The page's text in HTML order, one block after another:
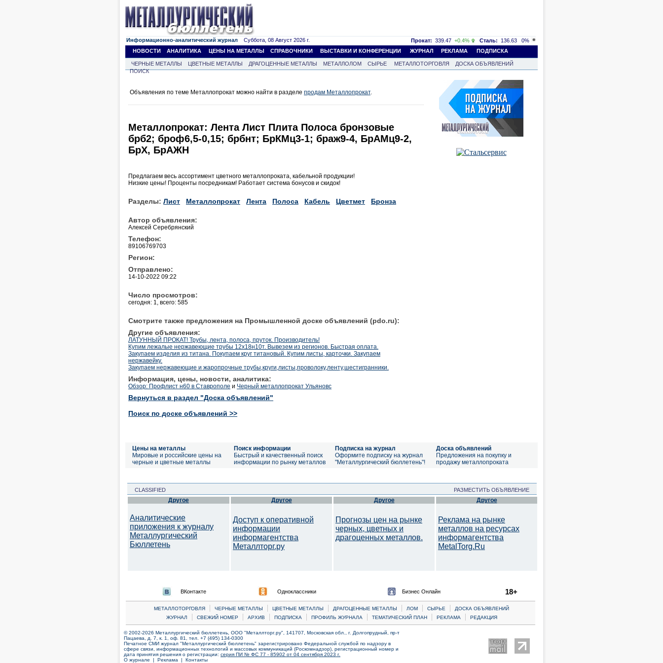
Информационно-аналитический журнал Суббота, 08 Август 2026 г. Прокат: 339.47 +0.4% Сталь: 136.63
0%
НОВОСТИ
АНАЛИТИКА ЦЕНЫ НА МЕТАЛЛЫ СПРАВОЧНИКИ ВЫСТАВКИ И КОНФЕРЕНЦИИ ЖУРНАЛ РЕКЛАМА ПОДПИСКА
ЧЕРНЫЕ МЕТАЛЛЫ ЦВЕТНЫЕ МЕТАЛЛЫ ДРАГОЦЕННЫЕ МЕТАЛЛЫ МЕТАЛЛОЛОМ СЫРЬЕ МЕТАЛЛОТОРГОВЛЯ
ДОСКА ОБЪЯВЛЕНИЙ
ПОИСК
Объявления по теме Металлопрокат можно найти в разделе продам Металлопрокат.
Металлопрокат: Лента Лист Плита Полоса бронзовые
брб2; броф6,5-0,15; брбнт; БрКМц3-1; браж9-4, БрАМц9-2,
БрХ, БрАЖН
Предлагаем весь ассортимент цветного металлопроката, кабельной продукции!
Низкие цены! Проценты посредникам! Работает система бонусов и скидок!
Разделы: Лист Металлопрокат Лента Полоса Кабель Цветмет Бронза
Автор объявления:
Алексей Серебрянский
Телефон:
89106769703
Регион:
Отправлено:
14-10-2022 09:22
Число просмотров:
сегодня: 1, всего: 585
Смотрите также предложения на Промышленной доске объявлений (pdo.ru):
Другие объявления:
ЛАТУННЫЙ ПРОКАТ! Трубы, лента, полоса, пруток. Производитель!
Купим лежалые нержавеющие трубы 12х18н10т. Вывезем из регионов. Быстрая оплата.
Закупаем изделия из титана. Покупаем круг титановый. Купим листы, карточки. Закупаем
нержавейку.
Закупаем нержавеющие и жаропрочные трубы,круги,листы,проволоку,ленту,шестигранники.
Информация, цены, новости, аналитика:
Обзор: Профлист н60 в Ставрополе и Черный металлопрокат Ульяновс
Вернуться в раздел "Доска объявлений"
Поиск по доске объявлений >>
Цены на металлы
Мировые и российские цены на
черные и цветные металлы
Поиск информации
Быстрый и качественный поиск
информации по рынку металлов
Подписка на журнал
Оформите подписку на журнал
"Металлургический бюллетень"!
Доска объявлений
Предложения на покупку и
продажу металлопроката
CLASSIFIED РАЗМЕСТИТЬ ОБЪЯВЛЕНИЕ
Другое
Аналитические
приложения к журналу
Металлургический
Бюллетень
Другое
Доступ к оперативной
информации
информагентства
Металлторг.ру
Другое
Прогнозы цен на рынке
черных, цветных и
драгоценных металлов.
Другое
Реклама на рынке
металлов на ресурсах
информагентства
MetalTorg.Ru
ВКонтакте Одноклассники Бизнес Онлайн 18+
МЕТАЛЛОТОРГОВЛЯ | ЧЕРНЫЕ МЕТАЛЛЫ | ЦВЕТНЫЕ МЕТАЛЛЫ | ДРАГОЦЕННЫЕ МЕТАЛЛЫ | ЛОМ | CЫРЬЕ |
ДОСКА ОБЪЯВЛЕНИЙ
ЖУРНАЛ
| СВЕЖИЙ НОМЕР | АРХИВ | ПОДПИСКА | ПРОФИЛЬ ЖУРНАЛА | ТЕМАТИЧЕСКИЙ ПЛАН | РЕКЛАМА | РЕДАКЦИЯ
© 2002-2026 Металлургический бюллетень, ООО "Металлторг.ру", 141707, Московская обл., г. Долгопрудный, пр-т
Пацаева, д. 7, к. 1, оф. 81, тел. +7 (495) 134-0300
Печатное СМИ журнал "Металлургический бюллетень" зарегистрировано Федеральной службой по надзору в
сфере связи, информационных технологий и массовых коммуникаций (Роскомнадзор), регистрационный номер и
дата принятия решения о регистрации: серия ПИ № ФС 77 - 85902 от 04 сентября 2023 г.
О журнале | Реклама | Контакты